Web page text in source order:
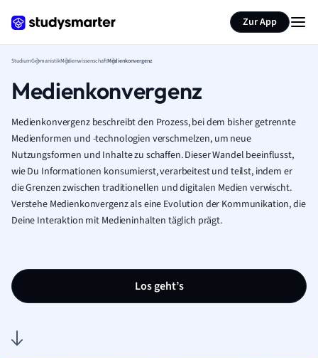
Zur App
StudiumGermanistikMedienwissenschaftMedienkonvergenz
Medienkonvergenz
Medienkonvergenz beschreibt den Prozess, bei dem bisher getrennte
Medienformen und -technologien verschmelzen, um neue
Nutzungsformen und Inhalte zu schaffen. Dieser Wandel beeinflusst,
wie Du Informationen konsumierst, verarbeitest und teilst, indem er
die Grenzen zwischen traditionellen und digitalen Medien verwischt.
Verstehe Medienkonvergenz als eine Evolution der Kommunikation, die
Deine Interaktion mit Medieninhalten täglich prägt.
Los geht’s